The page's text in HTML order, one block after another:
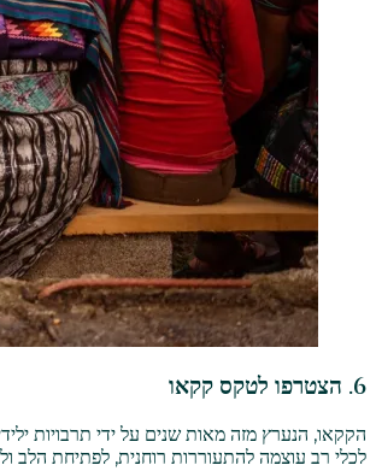
6. הצטרפו לטקס קקאו
הקקאו, הנערץ מזה מאות שנים על ידי תרבויות
לכלי רב עוצמה להתעוררות רוחנית, לפתיחת הלב